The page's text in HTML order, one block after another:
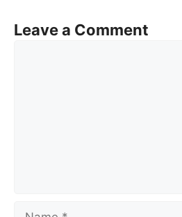
Leave a Comment
Name